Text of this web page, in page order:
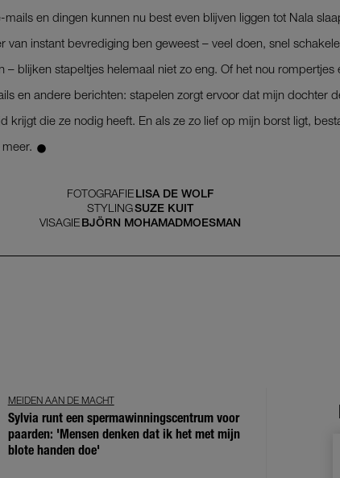
mails en dingen kunnen nu best even blijven liggen tot Nala
van instant bevrediging ben geweest – veel doen, snel
– blijken stapeltjes helemaal niet zo eng. Of het nou rompertjes
en andere berichten: stapelen zorgt ervoor dat mijn dochter
krijgt die ze nodig heeft. En als ze zo lief op mijn borst ligt,
•
FOTOGRAFIE LISA DE WOLF
STYLINGSUZE KUIT
VISAGIE BJÖRN MOHAMADMOESMAN
MEIDEN AAN DE MACHT
Sylvia runt een spermawinningscentrum voor
paarden: 'Mensen denken dat ik het met mijn
blote handen doe'